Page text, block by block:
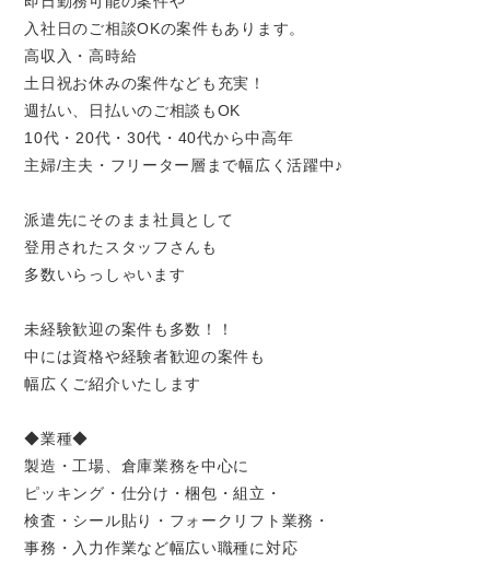
入社日のご相談OKの案件もあります。
高収入・高時給
土日祝お休みの案件なども充実！
週払い、日払いのご相談もOK
10代・20代・30代・40代から中高年
主婦/主夫・フリーター層まで幅広く活躍中♪
派遣先にそのまま社員として
登用されたスタッフさんも
多数いらっしゃいます
未経験歓迎の案件も多数！！
中には資格や経験者歓迎の案件も
幅広くご紹介いたします
◆業種◆
製造・工場、倉庫業務を中心に
ピッキング・仕分け・梱包・組立・
検査・シール貼り・フォークリフト業務・
事務・入力作業など幅広い職種に対応